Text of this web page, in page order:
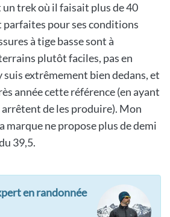
trek où il faisait plus de 40
parfaites pour ses conditions
à tige basse sont à
plutôt faciles, pas en
suis extrêmement bien dedans, et
année cette référence (en ayant
de les produire). Mon
marque ne propose plus de demi
39,5.
en randonnée